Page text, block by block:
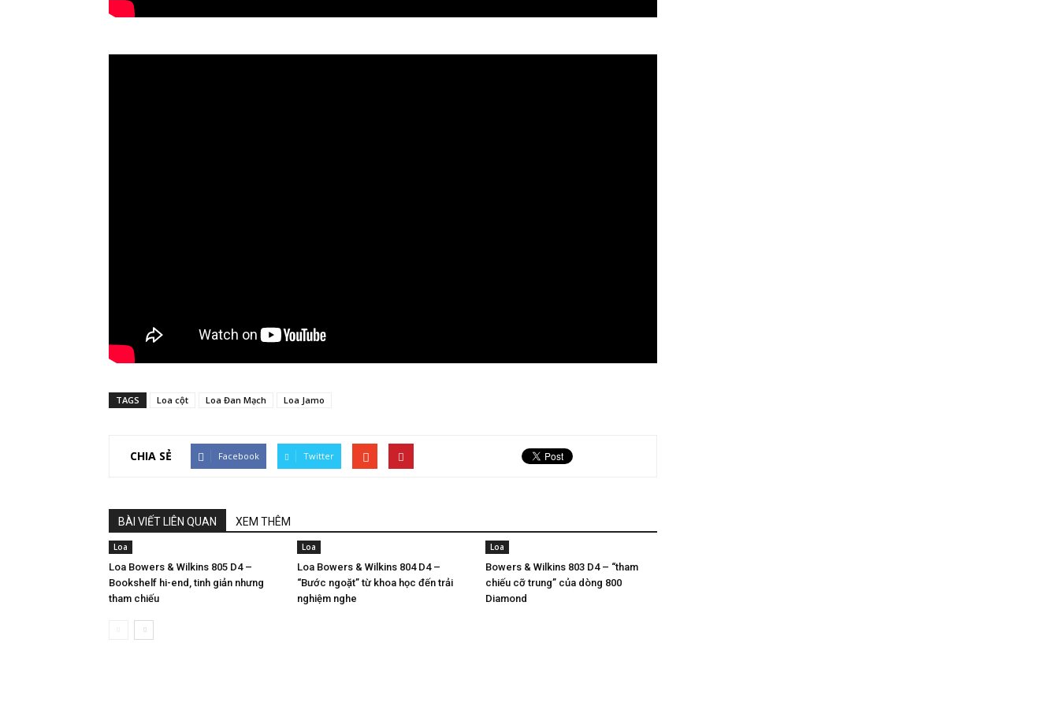
TAGS Loa cột Loa Đan Mạch Loa Jamo
CHIA SẺ Facebook Twitter
BÀI VIẾT LIÊN QUAN XEM THÊM
Loa
Loa Bowers & Wilkins 805 D4 –
Bookshelf hi-end, tinh giản nhưng
tham chiếu
Loa
Loa Bowers & Wilkins 804 D4 –
“Bước ngoặt” từ khoa học đến trải
nghiệm nghe
Loa
Bowers & Wilkins 803 D4 – “tham
chiếu cỡ trung” của dòng 800
Diamond